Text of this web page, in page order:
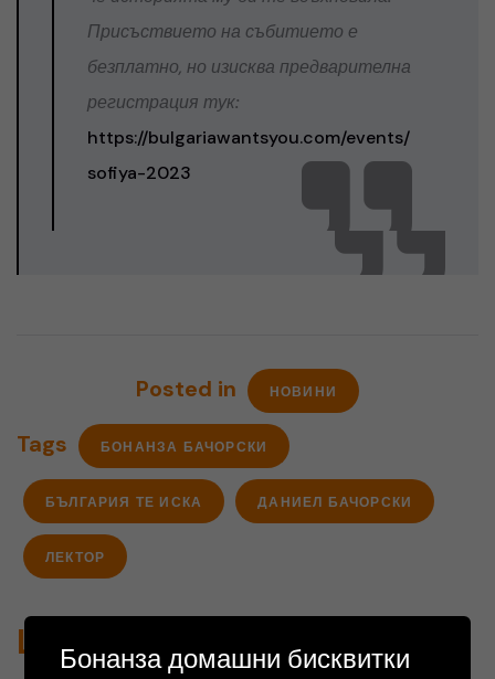
Присъствието на събитието е
безплатно, но изисква предварителна
регистрация тук:
https://bulgariawantsyou.com/events/
sofiya-2023
Posted in НОВИНИ
Tags БОНАНЗА БАЧОРСКИ
БЪЛГАРИЯ ТЕ ИСКА ДАНИЕЛ БАЧОРСКИ
ЛЕКТОР
Leave a Comment
Бонанза домашни бисквитки